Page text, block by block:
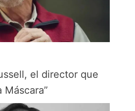
el director que
Máscara”